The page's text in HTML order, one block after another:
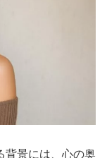
背景には、心の奥